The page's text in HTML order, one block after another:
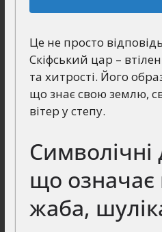
Це не просто
Скіфський цар –
та хитрості. Його
що знає свою землю,
вітер у степу.
Символічні
що
жаба,